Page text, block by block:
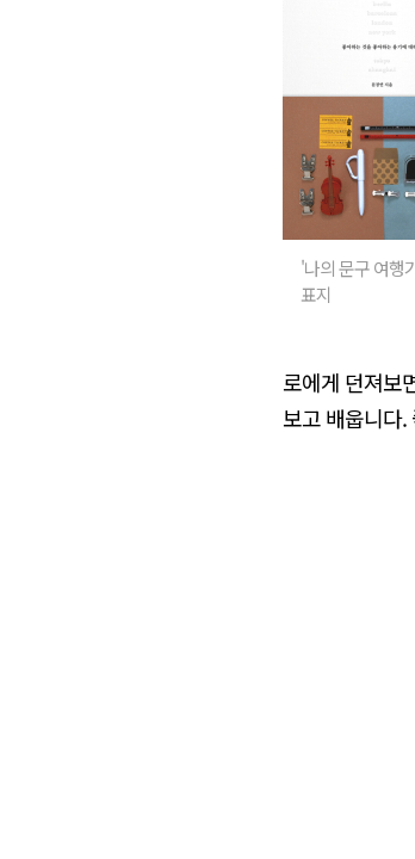
'나의 문구 여행
표지
로에게 던져보
보고 배웁니다